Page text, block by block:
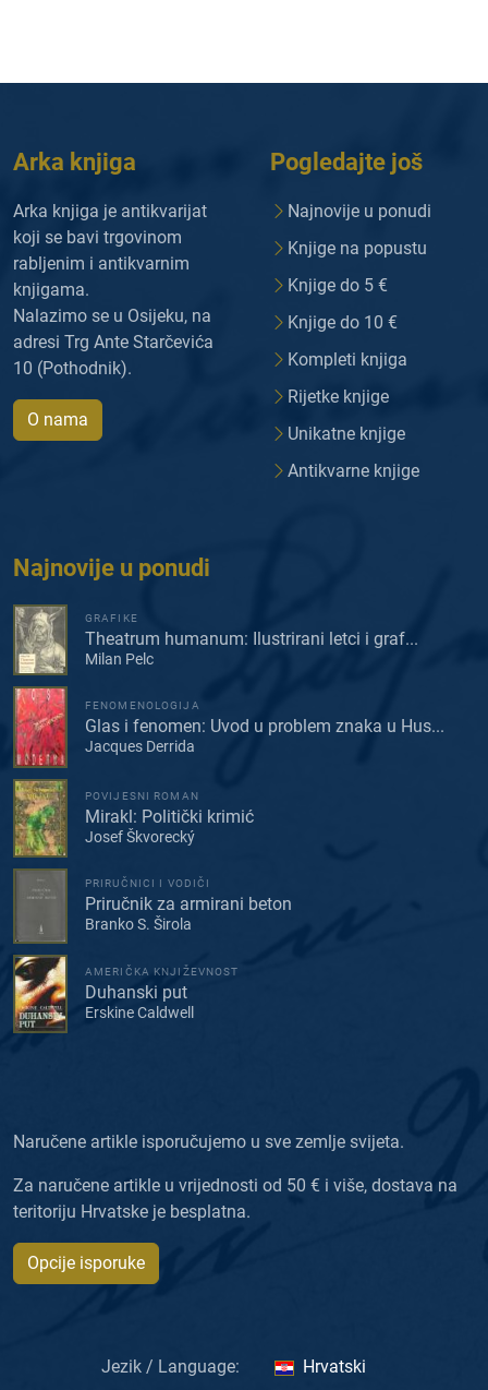
Arka knjiga
Arka knjiga je antikvarijat
koji se bavi trgovinom
rabljenim i antikvarnim
knjigama.
Nalazimo se u Osijeku, na
adresi Trg Ante Starčevića
10 (Pothodnik).
O nama
Pogledajte još
Najnovije u ponudi
Knjige na popustu
Knjige do 5 €
Knjige do 10 €
Kompleti knjiga
Rijetke knjige
Unikatne knjige
Antikvarne knjige
Najnovije u ponudi
GRAFIKE
Theatrum humanum: Ilustrirani letci i graf...
Milan Pelc
FENOMENOLOGIJA
Glas i fenomen: Uvod u problem znaka u Hus...
Jacques Derrida
POVIJESNI ROMAN
Mirakl: Politički krimić
Josef Škvorecký
PRIRUČNICI I VODIČI
Priručnik za armirani beton
Branko S. Širola
AMERIČKA KNJIŽEVNOST
Duhanski put
Erskine Caldwell
Naručene artikle isporučujemo u sve zemlje svijeta.
Za naručene artikle u vrijednosti od 50 € i više, dostava na
teritoriju Hrvatske je besplatna.
Opcije isporuke
Jezik / Language: Hrvatski